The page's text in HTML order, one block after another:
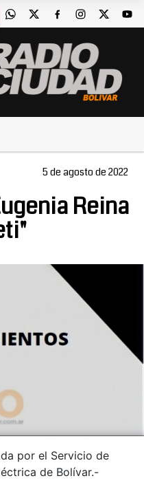
5 de agosto de 2022
Reina
por el Servicio de
de Bolívar.-